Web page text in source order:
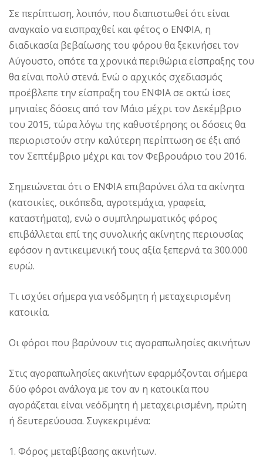
Σε περίπτωση, λοιπόν, που διαπιστωθεί ότι είναι
αναγκαίο να εισπραχθεί και φέτος ο ENΦIA, η
διαδικασία βεβαίωσης του φόρου θα ξεκινήσει τον
Aύγουστο, οπότε τα χρονικά περιθώρια είσπραξης του
θα είναι πολύ στενά. Eνώ ο αρχικός σχεδιασμός
προέβλεπε την είσπραξη του ENΦIA σε οκτώ ίσες
μηνιαίες δόσεις από τον Mάιο μέχρι τον Δεκέμβριο
του 2015, τώρα λόγω της καθυστέρησης οι δόσεις θα
περιοριστούν στην καλύτερη περίπτωση σε έξι από
τον Σεπτέμβριο μέχρι και τον Φεβρουάριο του 2016.
Σημειώνεται ότι ο ENΦIA επιβαρύνει όλα τα ακίνητα
(κατοικίες, οικόπεδα, αγροτεμάχια, γραφεία,
καταστήματα), ενώ ο συμπληρωματικός φόρος
επιβάλλεται επί της συνολικής ακίνητης περιουσίας
εφόσον η αντικειμενική τους αξία ξεπερνά τα 300.000
ευρώ.
Τι ισχύει σήμερα για νεόδμητη ή μεταχειρισμένη
κατοικία.
Oι φόροι που βαρύνουν τις αγοραπωλησίες ακινήτων
Στις αγοραπωλησίες ακινήτων εφαρμόζονται σήμερα
δύο φόροι ανάλογα με τον αν η κατοικία που
αγοράζεται είναι νεόδμητη ή μεταχειρισμένη, πρώτη
ή δευτερεύουσα. Συγκεκριμένα:
1. Φόρος μεταβίβασης ακινήτων.